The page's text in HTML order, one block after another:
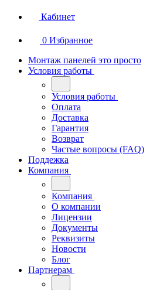
Кабинет
0 Избранное
Монтаж панелей это просто
Условия работы
Условия работы
Оплата
Доставка
Гарантия
Возврат
Частые вопросы (FAQ)
Поддежка
Компания
Компания
О компании
Лицензии
Документы
Реквизиты
Новости
Блог
Партнерам